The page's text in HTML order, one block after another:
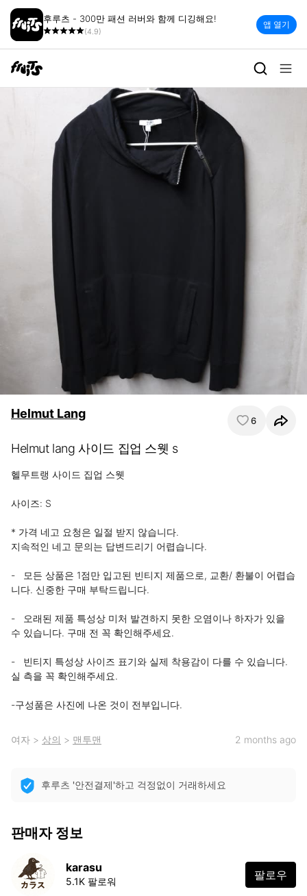
후루츠 - 300만 패션 러버와 함께 디깅해요!
(4.9)
앱 열기
Helmut Lang 6
Helmut lang 사이드 집업 스웻 s
헬무트랭 사이드 집업 스웻
사이즈: S
* 가격 네고 요청은 일절 받지 않습니다.
지속적인 네고 문의는 답변드리기 어렵습니다.
-   모든 상품은 1점만 입고된 빈티지 제품으로, 교환/ 환불이 어렵습
니다. 신중한 구매 부탁드립니다.
-   오래된 제품 특성상 미처 발견하지 못한 오염이나 하자가 있을
수 있습니다. 구매 전 꼭 확인해주세요.
-   빈티지 특성상 사이즈 표기와 실제 착용감이 다를 수 있습니다.
실 측을 꼭 확인해주세요.
-구성품은 사진에 나온 것이 전부입니다.
여자 > 상의 > 맨투맨 2 months ago
후루츠 '안전결제'하고 걱정없이 거래하세요
판매자 정보
karasu
5.1K 팔로워 팔로우